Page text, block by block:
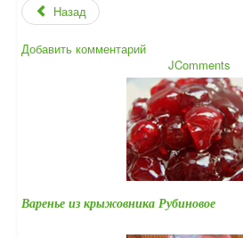
Назад
Добавить комментарий
JComments
Варенье из крыжовника Рубиновое